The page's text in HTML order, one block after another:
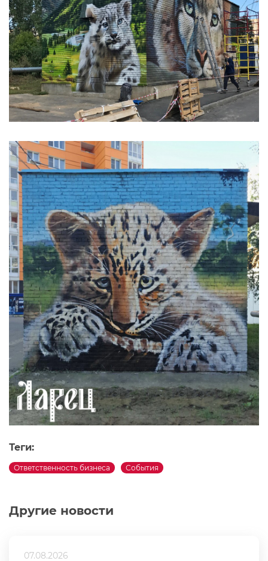
Другие новости
07.08.2026
Теги:
Ответственность бизнеса События